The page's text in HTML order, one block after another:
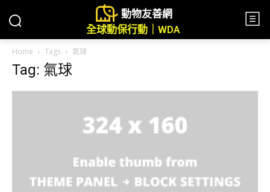
動物友善網
全球動保行動｜WDA
Home Tags 氣球
Tag: 氣球